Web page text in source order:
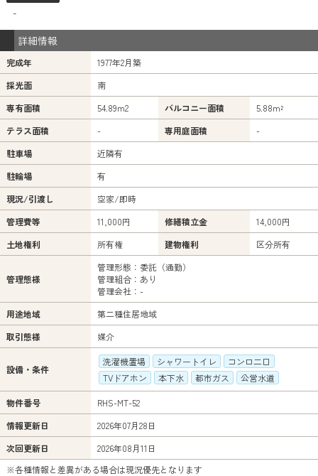
-
詳細情報
完成年
1977年2月築
採光面
南
専有面積
54.89m2 バルコニー面積
5.88m²
テラス面積
- 専用庭面積
-
駐車場
近隣有
駐輪場
有
現況/引渡し
空家/即時
管理費等
11,000円 修繕積立金
14,000円
土地権利
所有権 建物権利 区分所有
管理態様
管理形態：委託（通勤）
管理組合：あり
管理会社：-
用途地域
第二種住居地域
取引態様
媒介
設備・条件
洗濯機置場 シャワートイレ
コンロ二口
TVドアホン
本下水 都市ガス 公営水道
物件番号
RHS-MT-52
情報更新日
2026年07月28日
次回更新日
2026年08月11日
※各種情報と差異がある場合は現況優先となります